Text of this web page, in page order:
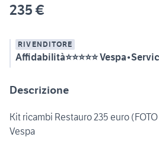
235 €
RIVENDITORE
Affidabilità⭐⭐⭐⭐⭐
Descrizione
Kit ricambi Restauro 235 euro
Vespa